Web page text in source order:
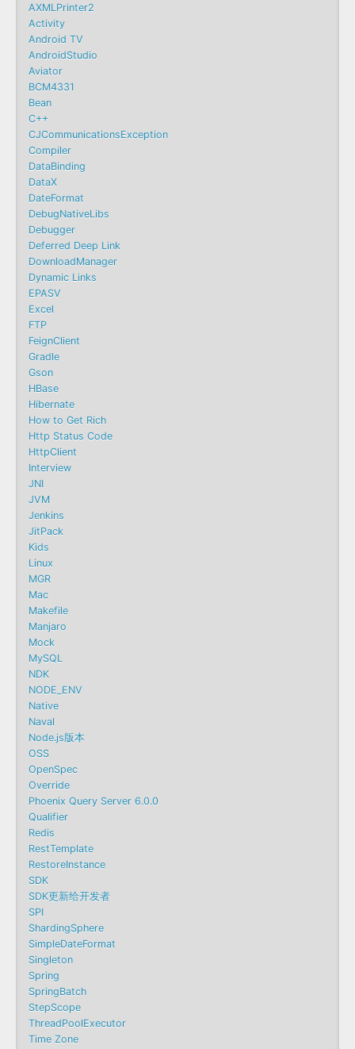
AXMLPrinter2
Activity
Android TV
AndroidStudio
Aviator
BCM4331
Bean
C++
CJCommunicationsException
Compiler
DataBinding
DataX
DateFormat
DebugNativeLibs
Debugger
Deferred Deep Link
DownloadManager
Dynamic Links
EPASV
Excel
FTP
FeignClient
Gradle
Gson
HBase
Hibernate
How to Get Rich
Http Status Code
HttpClient
Interview
JNI
JVM
Jenkins
JitPack
Kids
Linux
MGR
Mac
Makefile
Manjaro
Mock
MySQL
NDK
NODE_ENV
Native
Naval
Node.js版本
OSS
OpenSpec
Override
Phoenix Query Server 6.0.0
Qualifier
Redis
RestTemplate
RestoreInstance
SDK
SDK更新给开发者
SPI
ShardingSphere
SimpleDateFormat
Singleton
Spring
SpringBatch
StepScope
ThreadPoolExecutor
Time Zone